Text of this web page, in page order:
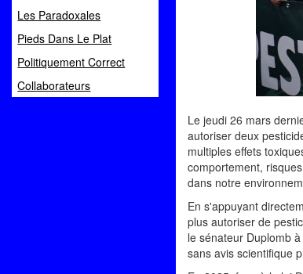
Les Paradoxales
Pieds Dans Le Plat
Politiquement Correct
Collaborateurs
Le jeudi 26 mars
autoriser deux
multiples effets
comportement,
dans notre
En s'appuyant
plus autoriser de
le sénateur Duplomb
sans avis scientifique